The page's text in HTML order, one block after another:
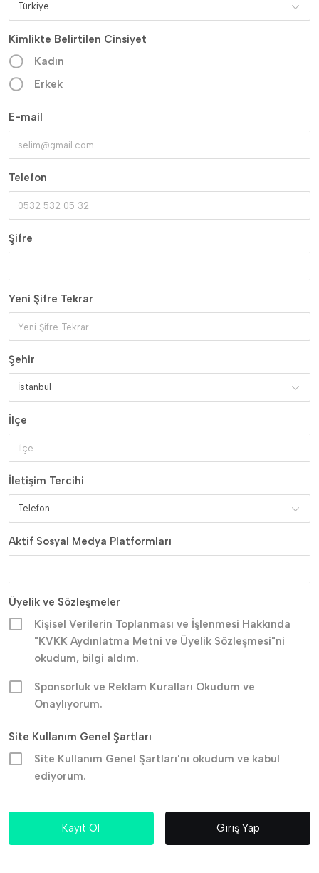
Türkiye
Kimlikte Belirtilen Cinsiyet
Kadın
Erkek
E-mail
Telefon
Şifre
Yeni Şifre Tekrar
Şehir
İstanbul
İlçe
İletişim Tercihi
Telefon
Aktif Sosyal Medya Platformları
Üyelik ve Sözleşmeler
Kişisel Verilerin Toplanması ve İşlenmesi Hakkında
"KVKK Aydınlatma Metni ve Üyelik Sözleşmesi"ni
okudum, bilgi aldım.
Sponsorluk ve Reklam Kuralları Okudum ve
Onaylıyorum.
Site Kullanım Genel Şartları
Site Kullanım Genel Şartları'nı okudum ve kabul
ediyorum.
Giriş Yap